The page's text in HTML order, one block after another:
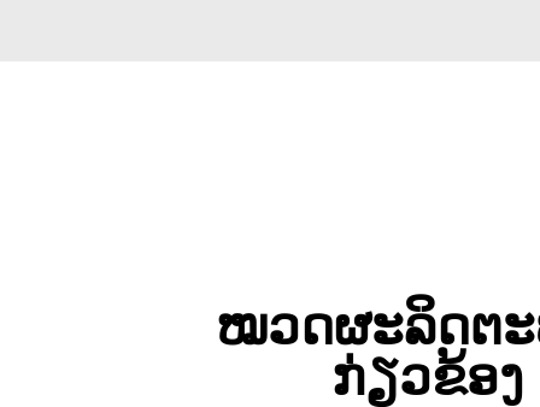
ໝວດຜະລິດຕ
ກ່ຽວຂ້ອງ